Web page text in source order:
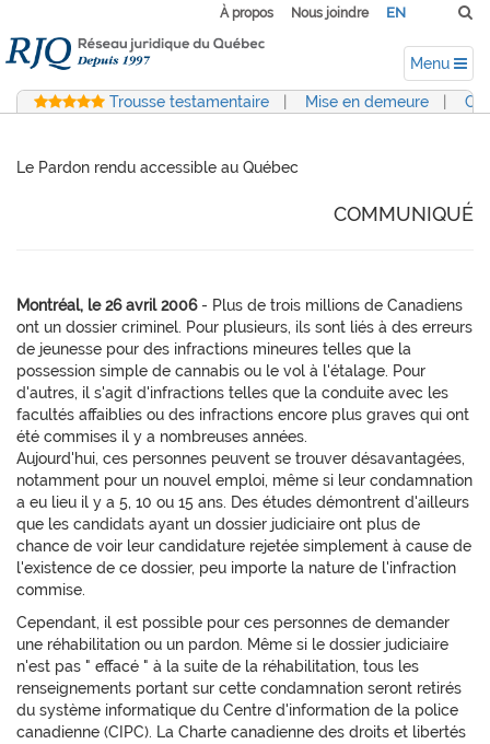
À propos Nous joindre EN
Menu
Trousse testamentaire Mise en demeure
Le Pardon rendu accessible au Québec
COMMUNIQUÉ
Montréal, le 26 avril 2006- Plus de trois millions de Canadiens
ont un dossier criminel. Pour plusieurs, ils sont liés à des erreurs
de jeunesse pour des infractions mineures telles que la
possession simple de cannabis ou le vol à l'étalage. Pour
d'autres, il s'agit d'infractions telles que la conduite avec les
facultés affaiblies ou des infractions encore plus graves qui ont
été commises il y a nombreuses années.
Aujourd'hui, ces personnes peuvent se trouver désavantagées,
notamment pour un nouvel emploi, même si leur condamnation
a eu lieu il y a 5, 10 ou 15 ans. Des études démontrent d'ailleurs
que les candidats ayant un dossier judiciaire ont plus de
chance de voir leur candidature rejetée simplement à cause de
l'existence de ce dossier, peu importe la nature de l'infraction
commise.
Cependant, il est possible pour ces personnes de demander
une réhabilitation ou un pardon. Même si le dossier judiciaire
n'est pas " effacé " à la suite de la réhabilitation, tous les
renseignements portant sur cette condamnation seront retirés
du système informatique du Centre d'information de la police
canadienne (CIPC). La Charte canadienne des droits et libertés